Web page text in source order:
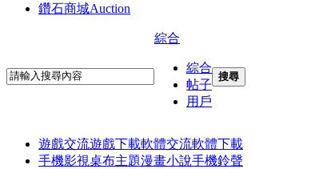
鑽石商城Auction
綜合
綜合
帖子
用戶
搜尋
遊戲交流遊戲下載軟體交流軟體下載
手機影視桌布主題漫畫小說手機鈴聲